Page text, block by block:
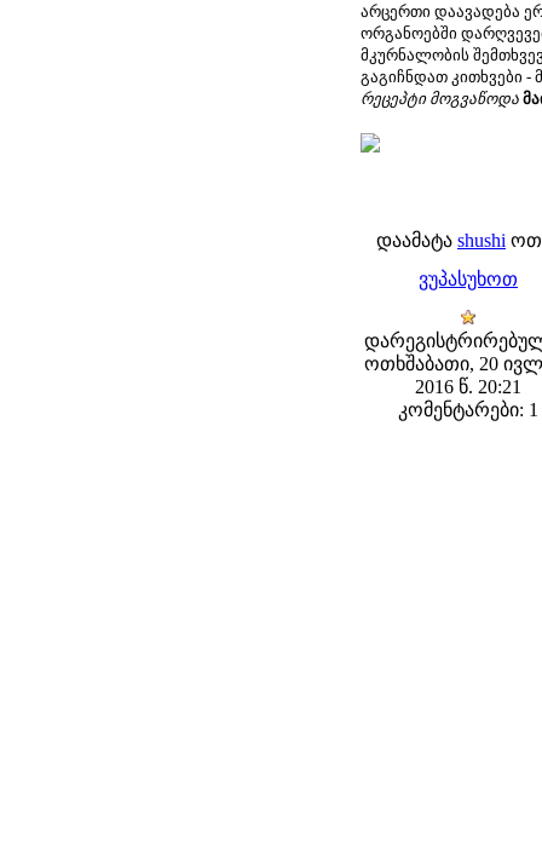
არცერთი დაავადება
ორგანოებში
მკურნალობის
გაგიჩნდათ კითხვები -
რეცეპტი მოგვაწოდა
დაამატა shushi
ვუპასუხოთ
ოთხშაბათი, 20
2016 წ. 20:21
კომენტარები: 1